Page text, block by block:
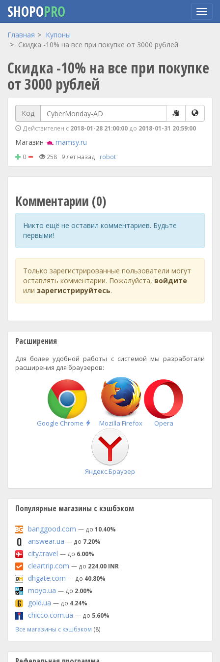
Перейти
содержанию
SHOPOPRO
Главная
Купоны
Скидка -10% на все при покупке от 3000 рублей
Скидка -10% на все при покупке
от 3000 рублей
Код
Действителен с 2018-01-28 21:00:00 до 2018-01-31 20:59:00
Магазин mamsy.ru
0 258 9 лет назад robot
Комментарии (0)
Никто ещё не оставил комментариев. Будьте
первыми!
Только зарегистрированные пользователи могут
оставлять комментарии. Пожалуйста, войдите
или зарегистрируйтесь.
Расширения
Для более удобной работы с системой мы разработали
расширения для браузеров:
Google Chrome
Быстрая
установка
Mozilla Firefox Opera
Яндекс.Браузер
Популярные магазины с кэшбэком
banggood.com — до 10.40%
answear.ua — до 7.20%
city.travel — до 6.00%
cleartrip.com — до 224.00 INR
dhgate.com — до 40.80%
moyo.ua — до 2.00%
gold.ua — до 4.24%
chicco.com.ua — до 5.60%
Все магазины с кэшбэком (8)